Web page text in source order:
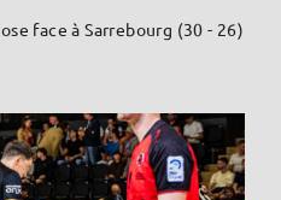
face à Sarrebourg (30 - 26)